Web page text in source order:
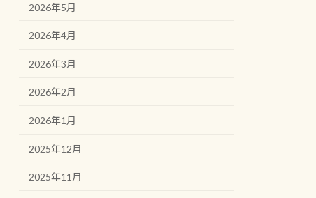
2026年5月
2026年4月
2026年3月
2026年2月
2026年1月
2025年12月
2025年11月